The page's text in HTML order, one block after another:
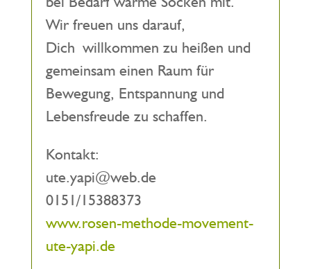
Wir freuen uns darauf,
Dich willkommen zu heißen und
gemeinsam einen Raum für
Bewegung, Entspannung und
Lebensfreude zu schaffen.
Kontakt:
ute.yapi@web.de
0151/15388373
www.rosen-methode-movement-
ute-yapi.de